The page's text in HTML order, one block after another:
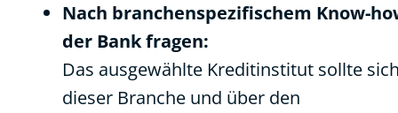
Nach branchenspezifischem Know-
der Bank fragen:
Das ausgewählte Kreditinstitut sollte
dieser Branche und über den